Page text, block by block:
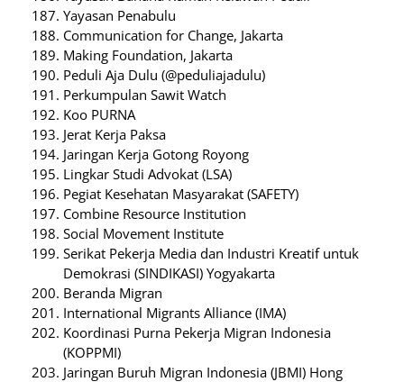
Yayasan Penabulu
Communication for Change, Jakarta
Making Foundation, Jakarta
Peduli Aja Dulu (@peduliajadulu)
Perkumpulan Sawit Watch
Koo PURNA
Jerat Kerja Paksa
Jaringan Kerja Gotong Royong
Lingkar Studi Advokat (LSA)
Pegiat Kesehatan Masyarakat (SAFETY)
Combine Resource Institution
Social Movement Institute
Serikat Pekerja Media dan Industri Kreatif untuk
Demokrasi (SINDIKASI) Yogyakarta
Beranda Migran
International Migrants Alliance (IMA)
Koordinasi Purna Pekerja Migran Indonesia
(KOPPMI)
Jaringan Buruh Migran Indonesia (JBMI) Hong